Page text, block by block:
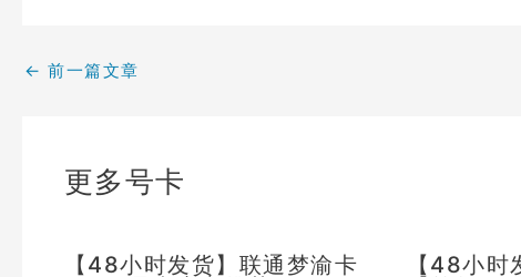
← 前一篇文章
更多号卡
【48小时发货】联通梦渝卡
【48小